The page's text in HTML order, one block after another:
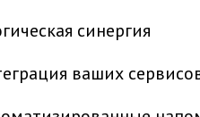
синергия
ваших